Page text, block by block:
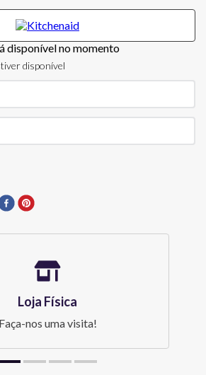
disponível no momento
disponível
Loja Física
Faça-nos uma visita!